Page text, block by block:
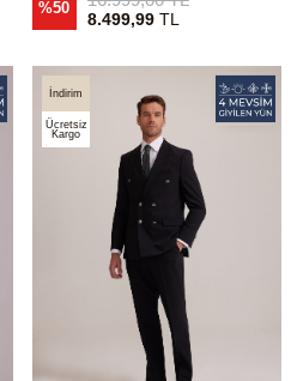
%50
8.499,99TL
İndirim
Ücretsiz
Kargo